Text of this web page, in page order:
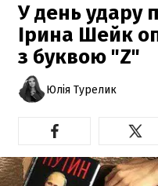
У день удару
Ірина Шейк
з буквою "Z"
Юлія Турелик